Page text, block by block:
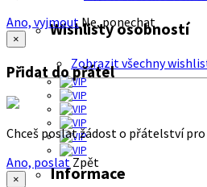
Wishlisty osobností
Zobrazit všechny
Informace
Ano, vyjmout Ne, ponechat
×
Přidat do přátel
Chceš poslat žádost o přátelství pro
Ano, poslat Zpět
×